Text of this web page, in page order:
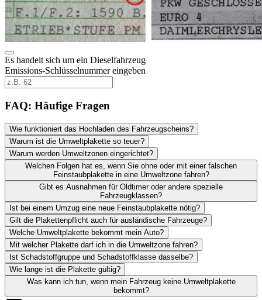
Es handelt sich um ein Dieselfahrzeug
Emissions-Schlüsselnummer eingeben
FAQ: Häufige Fragen
Wie funktioniert das Hochladen des Fahrzeugscheins?
Warum ist die Umweltplakette so teuer?
Warum werden Umweltzonen eingerichtet?
Welchen Folgen hat es, wenn Sie ohne oder mit einer falschen
Feinstaubplakette in eine Umweltzone fahren?
Gibt es Ausnahmen für Oldtimer oder andere spezielle
Fahrzeugklassen?
Ist bei einem Umzug eine neue Feinstaubplakette nötig?
Gilt die Plakettenpflicht auch für ausländische Fahrzeuge?
Welche Umweltplakette bekommt mein Auto?
Mit welcher Plakette darf ich in die Umweltzone fahren?
Ist Schadstoffgruppe und Schadstoffklasse dasselbe?
Wie lange ist die Plakette gültig?
Was kann ich tun, wenn mein Fahrzeug keine Umweltplakette
bekommt?